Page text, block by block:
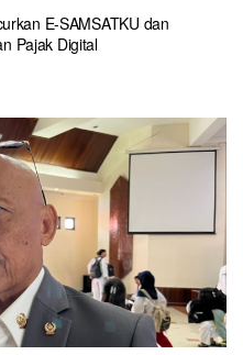
E-SAMSATKU dan
Pajak Digital